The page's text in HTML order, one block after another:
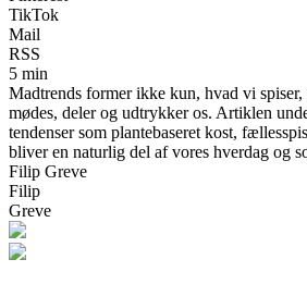
TikTok
Mail
RSS
5 min
Madtrends former ikke kun, hvad vi
mødes, deler og udtrykker os. Artiklen
tendenser som plantebaseret kost,
bliver en naturlig del af vores hverdag og
Filip Greve
Filip
Greve